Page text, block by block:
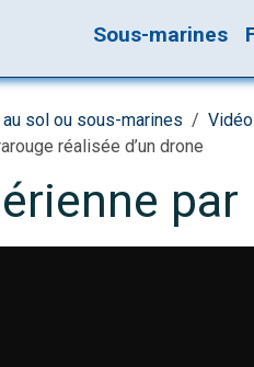
Sous-marines
sol ou sous-marines
réalisée d’un drone